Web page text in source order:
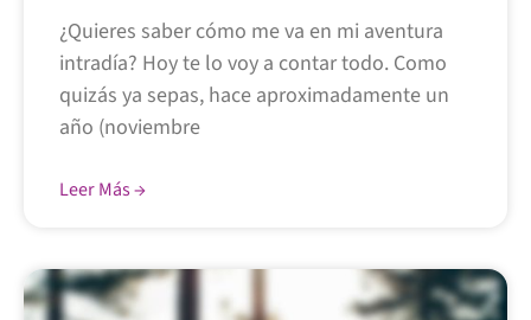
¿Quieres saber cómo me va en mi aventura
intradía? Hoy te lo voy a contar todo. Como
quizás ya sepas, hace aproximadamente un
año (noviembre
Leer Más →